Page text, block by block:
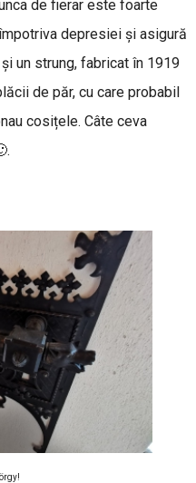
de fierar este foarte
depresiei și asigură
un strung, fabricat în 1919
de păr, cu care probabil
cosițele. Câte ceva